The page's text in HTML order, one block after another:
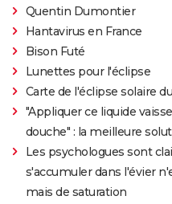
Quentin Dumontier
Hantavirus en France
Bison Futé
Lunettes pour l'éclipse
Carte de l'éclipse solaire
"Appliquer ce liquide
douche" : la meilleure
Les psychologues sont
s'accumuler dans l'évier
mais de saturation